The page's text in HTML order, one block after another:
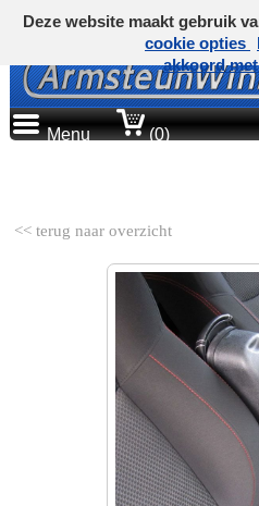
Menu (0)
<< terug naar overzicht
Deze website maakt gebruik
cookie opties
akkoord